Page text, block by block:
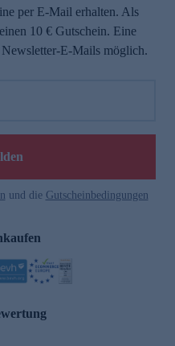
per E-Mail erhalten. Als
10 € Gutschein. Eine
E-Mails möglich.
und die Gutscheinbedingungen